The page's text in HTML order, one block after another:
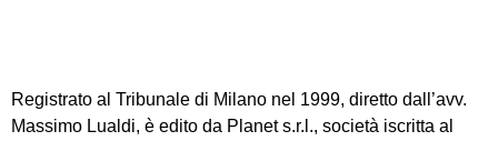
Registrato al Tribunale di Milano nel 1999, diretto dall’avv.
Massimo Lualdi, è edito da Planet s.r.l., società iscritta al